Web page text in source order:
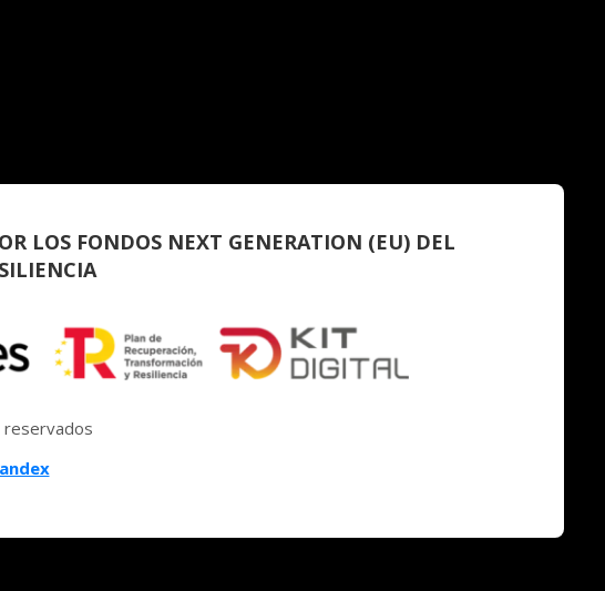
LOS FONDOS NEXT GENERATION (EU) DEL